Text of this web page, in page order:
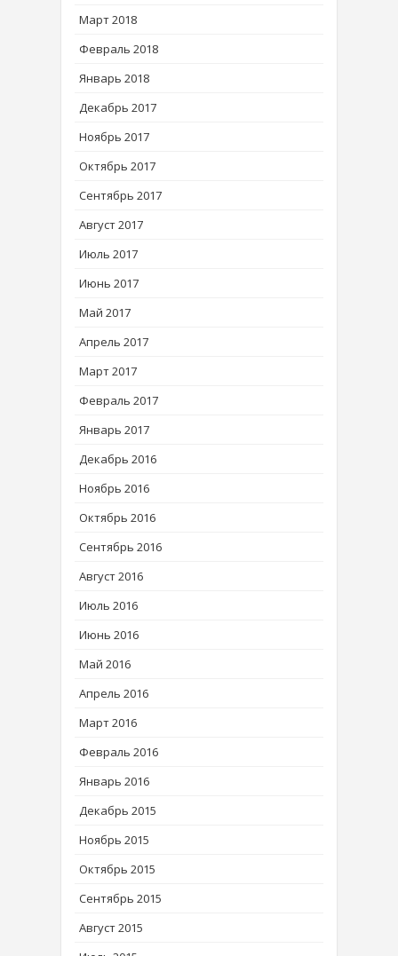
Март 2018
Февраль 2018
Январь 2018
Декабрь 2017
Ноябрь 2017
Октябрь 2017
Сентябрь 2017
Август 2017
Июль 2017
Июнь 2017
Май 2017
Апрель 2017
Март 2017
Февраль 2017
Январь 2017
Декабрь 2016
Ноябрь 2016
Октябрь 2016
Сентябрь 2016
Август 2016
Июль 2016
Июнь 2016
Май 2016
Апрель 2016
Март 2016
Февраль 2016
Январь 2016
Декабрь 2015
Ноябрь 2015
Октябрь 2015
Сентябрь 2015
Август 2015